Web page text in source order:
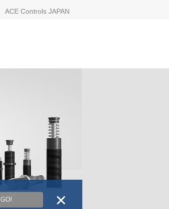
ACE Controls JAPAN
GO! ✕